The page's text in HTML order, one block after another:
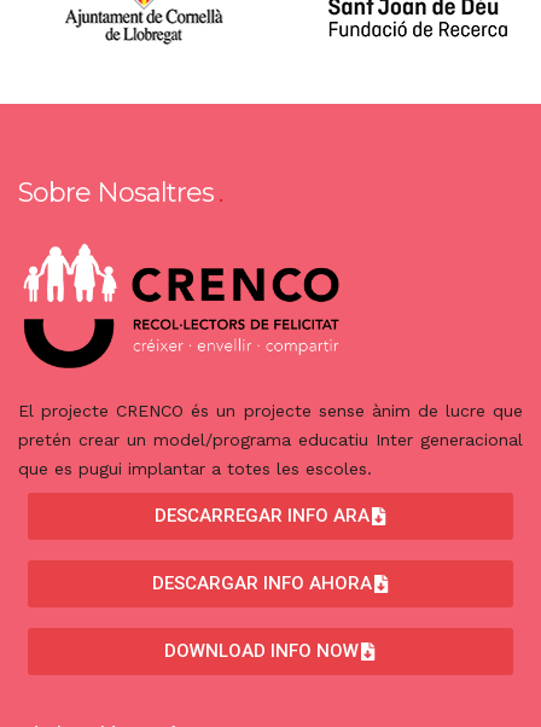
Sobre Nosaltres
El projecte CRENCO és un projecte sense ànim de lucre que
pretén crear un model/programa educatiu Inter generacional
que es pugui implantar a totes les escoles.
DESCARREGAR INFO ARA
DESCARGAR INFO AHORA
DOWNLOAD INFO NOW